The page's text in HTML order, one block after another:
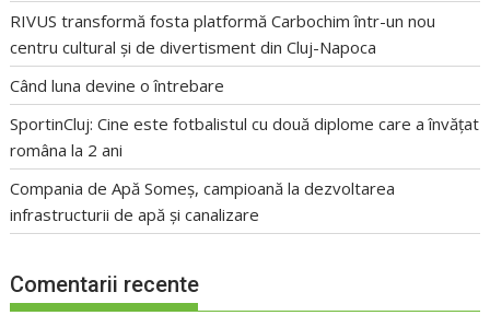
RIVUS transformă fosta platformă Carbochim într-un nou
centru cultural și de divertisment din Cluj-Napoca
Când luna devine o întrebare
SportinCluj: Cine este fotbalistul cu două diplome care a învățat
româna la 2 ani
Compania de Apă Someș, campioană la dezvoltarea
infrastructurii de apă și canalizare
Comentarii recente